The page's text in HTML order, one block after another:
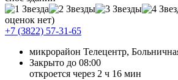
оценок нет)
+7 (3822) 57-31-65
микрорайон Телецентр,
Закрыто до 08:00
откроется через 2 ч 16 мин